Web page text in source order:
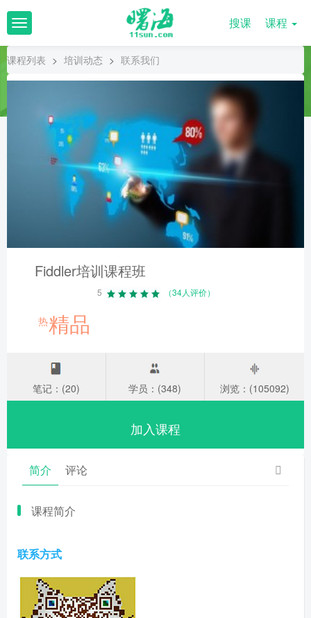
T
o
g
l
搜课 课程
课程列表 > 培训动态 > 联系我们
Fiddler培训课程班
5 （34人评价）
热精品
笔记：(20) 学员：(348) 浏览：(105092)
加入课程
简介 评论
课程简介
联系方式